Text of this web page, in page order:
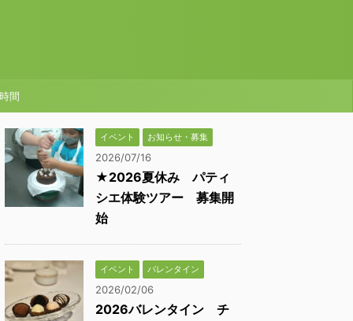
間
イベント お知らせ・募集
2026/07/16
★2026夏休み パティ
シエ体験ツアー 募集開
始
イベント バレンタイン
2026/02/06
2026バレンタイン チ